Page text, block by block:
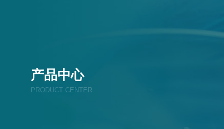
产品中心
PRODUCT CENTER